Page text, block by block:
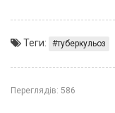
Теги: туберкульоз
Переглядів: 586